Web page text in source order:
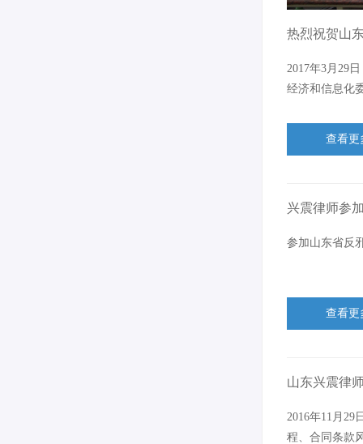
热烈祝贺山
2017年3月29
经济和信息化
查看更
兴震律师参
参加山东省反
查看更
山东兴震律
2016年11月29
程、合同条款